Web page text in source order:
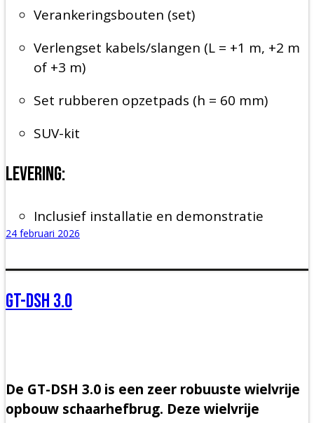
Verankeringsbouten (set)
Verlengset kabels/slangen (L = +1 m, +2 m
of +3 m)
Set rubberen opzetpads (h = 60 mm)
SUV-kit
Levering:
Inclusief installatie en demonstratie
24 februari 2026
GT-DSH 3.0
De GT-DSH 3.0 is een zeer robuuste wielvrije
opbouw schaarhefbrug. Deze wielvrije